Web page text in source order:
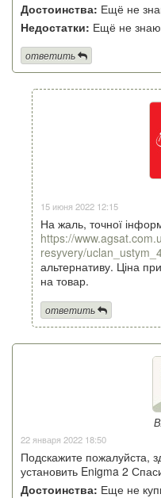
Достоинства: Ещё не
Недостатки: Ещё не знаю
ответить
15 июня 2022 12:15
На жаль, точної
https://
resyvery/
альтернативу. Ціна
на товар.
ответить
22 января 2022 18:50
Подскажите пожалуйста,
установить Enigma 2
Достоинства: Еще не